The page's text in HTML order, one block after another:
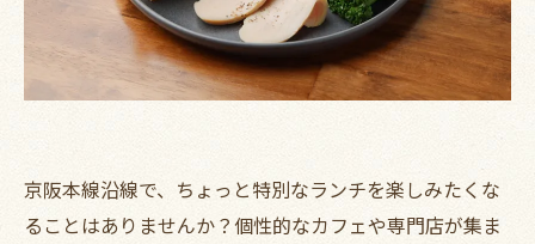
京阪本線沿線で、ちょっと特別なランチを楽しみたくな
ることはありませんか？個性的なカフェや専門店が集ま